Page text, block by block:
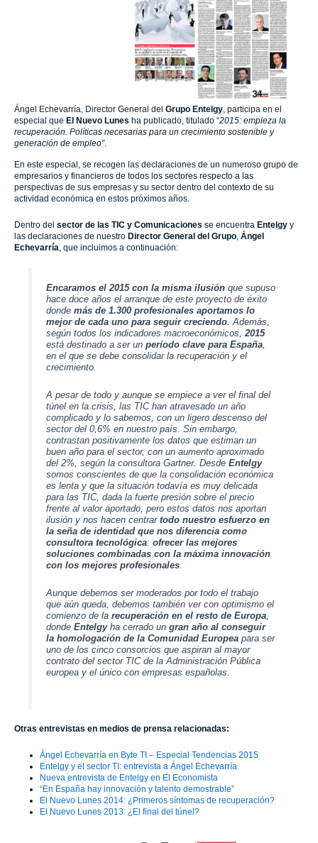
Ángel Echevarría, Director General del Grupo Entelgy, participa en el
especial que El Nuevo Lunes ha publicado, titulado “2015: empieza la
recuperación. Políticas necesarias para un crecimiento sostenible y
generación de empleo”.
En este especial, se recogen las declaraciones de un numeroso grupo de
empresarios y financieros de todos los sectores respecto a las
perspectivas de sus empresas y su sector dentro del contexto de su
actividad económica en estos próximos años.
Dentro del sector de las TIC y Comunicaciones se encuentra Entelgy y
las declaraciones de nuestro Director General del Grupo, Ángel
Echevarría, que incluimos a continuación:
Encaramos el 2015 con la misma ilusión que supuso
hace doce años el arranque de este proyecto de éxito
donde más de 1.300 profesionales aportamos lo
mejor de cada uno para seguir creciendo. Además,
según todos los indicadores macroeconómicos, 2015
está destinado a ser un período clave para España,
en el que se debe consolidar la recuperación y el
crecimiento.
A pesar de todo y aunque se empiece a ver el final del
túnel en la crisis, las TIC han atravesado un año
complicado y lo sabemos, con un ligero descenso del
sector del 0,6% en nuestro país. Sin embargo,
contrastan positivamente los datos que estiman un
buen año para el sector, con un aumento aproximado
del 2%, según la consultora Gartner. Desde Entelgy
somos conscientes de que la consolidación económica
es lenta y que la situación todavía es muy delicada
para las TIC, dada la fuerte presión sobre el precio
frente al valor aportado, pero estos datos nos aportan
ilusión y nos hacen centrar todo nuestro esfuerzo en
la seña de identidad que nos diferencia como
consultora tecnológica: ofrecer las mejores
soluciones combinadas con la máxima innovación
con los mejores profesionales.
Aunque debemos ser moderados por todo el trabajo
que aún queda, debemos también ver con optimismo el
comienzo de la recuperación en el resto de Europa,
donde Entelgyha cerrado un gran año al conseguir
la homologación de la Comunidad Europeapara ser
uno de los cinco consorcios que aspiran al mayor
contrato del sector TIC de la Administración Pública
europea y el único con empresas españolas.
Otras entrevistas en medios de prensa relacionadas:
Ángel Echevarría en Byte TI – Especial Tendencias 2015
Entelgy y el sector TI: entrevista a Ángel Echevarría
Nueva entrevista de Entelgy en El Economista
“En España hay innovación y talento demostrable”
El Nuevo Lunes 2014: ¿Primeros síntomas de recuperación?
El Nuevo Lunes 2013: ¿El final del túnel?